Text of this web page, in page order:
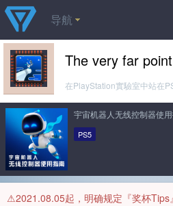
导航
The very far
在PlayStation實驗室中站在
宇宙机器人无线控制器使
PS5
⚠️2021.08.05起，明确规定『奖杯Tips